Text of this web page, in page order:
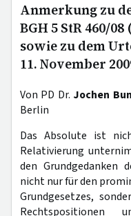
Anmerkung zu
BGH 5 StR 460/08 (
sowie zu dem
11. November
Von PD Dr. Jochen
Berlin
Das Absolute ist
Relativierung
den
nicht nur für den
Grundgesetzes,
Rechtspositionen